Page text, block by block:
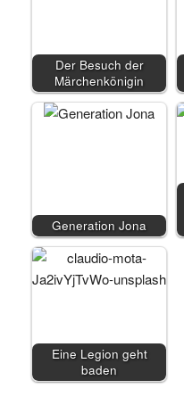
Der Besuch der
Märchenkönigin
Generation Jona
Eine Legion geht
baden